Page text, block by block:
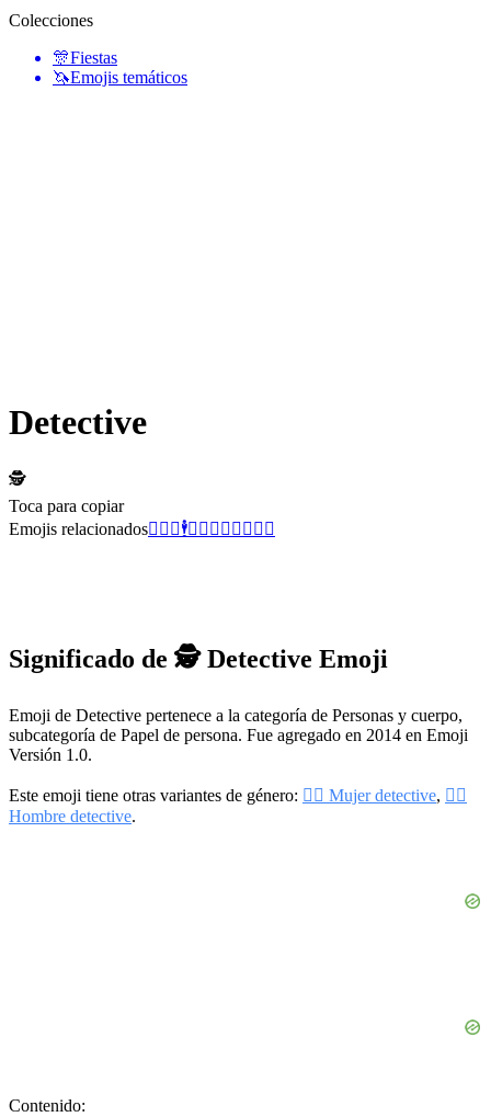
Colecciones
🎊Fiestas
🦄Emojis temáticos
Detective
🕵️
Toca para copiar
Emojis relacionados🕵️‍♂️ 🥃🕴️🧥 👮 📓 👥 👤 🕵️‍♀️ 🔎
Significado de 🕵️ Detective Emoji
Emoji de Detective pertenece a la categoría de Personas y cuerpo,
subcategoría de Papel de persona. Fue agregado en 2014 en Emoji
Versión 1.0.
Este emoji tiene otras variantes de género: 🕵️‍♀️ Mujer detective, 🕵️‍♂️
Hombre detective.
Contenido: